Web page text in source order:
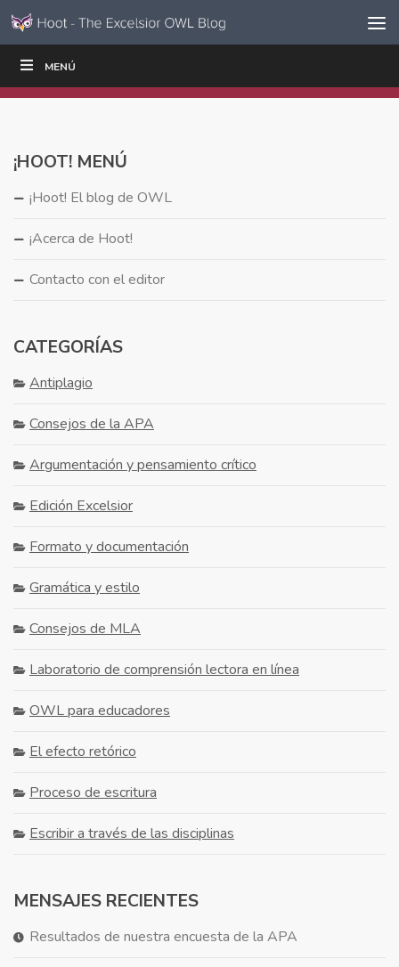
Ir al contenido
navegación
MENÚ
ESCRIBIR
¡HOOT! MENÚ
¡Hoot! El blog de OWL
¡Acerca de Hoot!
Contacto con el editor
CATEGORÍAS
Antiplagio
Consejos de la APA
Argumentación y pensamiento crítico
Edición Excelsior
Formato y documentación
Gramática y estilo
Consejos de MLA
Laboratorio de comprensión lectora en línea
OWL para educadores
El efecto retórico
Proceso de escritura
Escribir a través de las disciplinas
MENSAJES RECIENTES
Resultados de nuestra encuesta de la APA